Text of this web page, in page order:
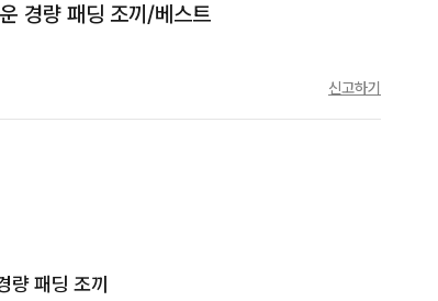
경량 패딩 조끼/베스트
신고하기
량 패딩 조끼